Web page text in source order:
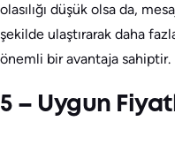
olasılığı düşük olsa da,
şekilde ulaştırarak daha
önemli bir avantaja sahiptir.
5 – Uygun Fiyatlı